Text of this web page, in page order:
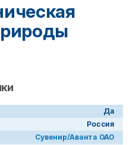
Да
Россия
Сувенир/Аванта ОАО